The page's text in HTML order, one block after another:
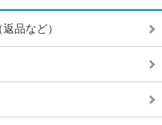
品など）